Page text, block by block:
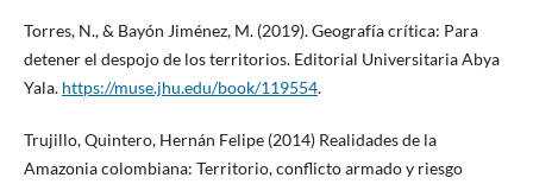
Torres, N., & Bayón Jiménez, M. (2019). Geografía crítica: Para
detener el despojo de los territorios. Editorial Universitaria Abya
Yala. https://muse.jhu.edu/book/119554.
Trujillo, Quintero, Hernán Felipe (2014) Realidades de la
Amazonia colombiana: Territorio, conflicto armado y riesgo